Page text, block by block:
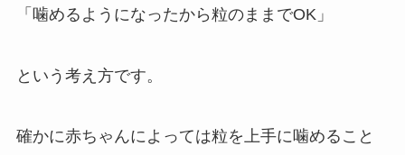
「噛めるようになったから粒のままでOK」
という考え方です。
確かに赤ちゃんによっては粒を上手に噛めること